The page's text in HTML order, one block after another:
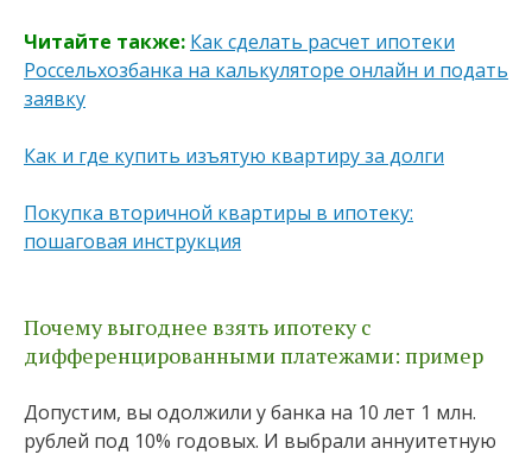
Читайте также: Как сделать расчет ипотеки
Россельхозбанка на калькуляторе онлайн и подать
заявку
Как и где купить изъятую квартиру за долги
Покупка вторичной квартиры в ипотеку:
пошаговая инструкция
Почему выгоднее взять ипотеку с
дифференцированными платежами: пример
Допустим, вы одолжили у банка на 10 лет 1 млн.
рублей под 10% годовых. И выбрали аннуитетную